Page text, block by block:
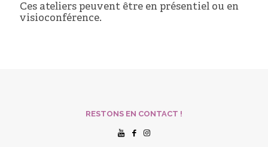
Ces ateliers peuvent être en présentiel ou en
visioconférence.
RESTONS EN CONTACT !